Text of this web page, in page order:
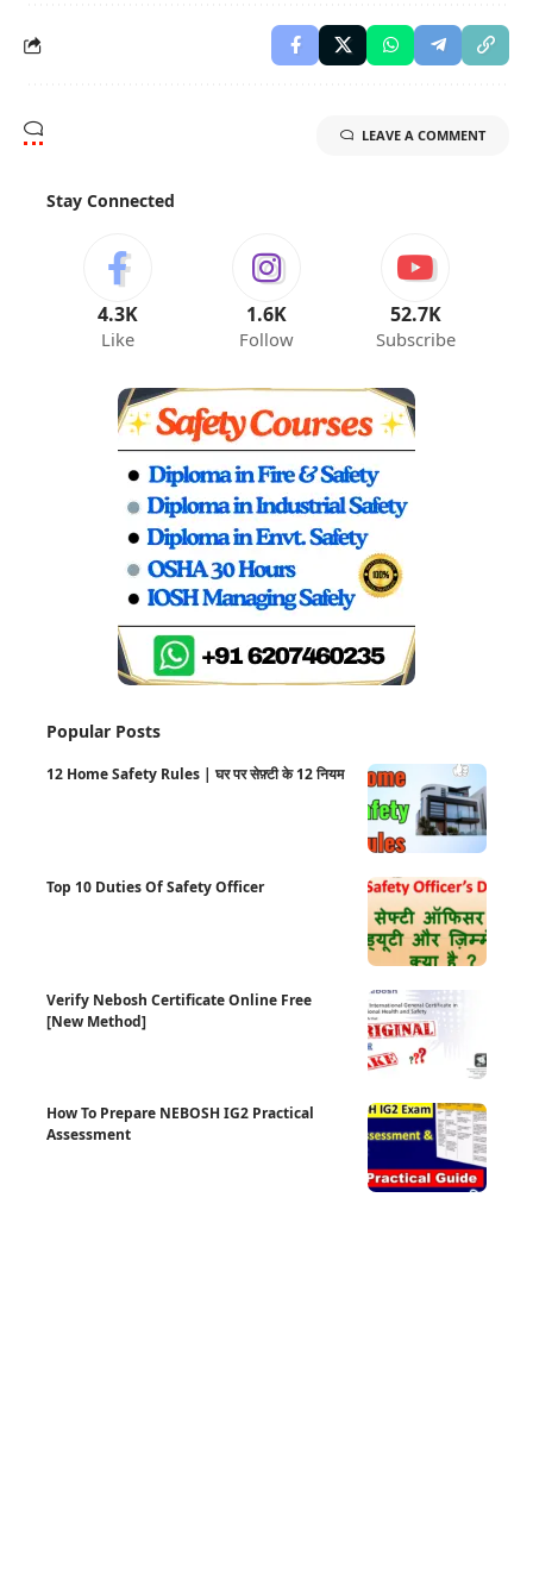
LEAVE A COMMENT
Stay Connected
4.3K
Like
1.6K
Follow
52.7K
Subscribe
Popular Posts
12 Home Safety Rules | घर पर सेफ़्टी के 12 नियम
Top 10 Duties Of Safety Officer
Verify Nebosh Certificate Online Free
[New Method]
How To Prepare NEBOSH IG2 Practical
Assessment